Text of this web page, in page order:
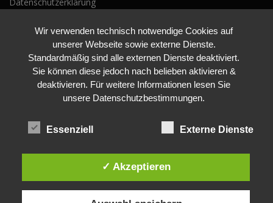
Datenschutzerklärung
VERANSTALTUNGEN
Veranstaltungen
Wir verwenden technisch notwendige Cookies auf
unserer Webseite sowie externe Dienste.
Standardmäßig sind alle externen Dienste deaktiviert.
Sie können diese jedoch nach belieben aktivieren &
deaktivieren. Für weitere Informationen lesen Sie
unsere Datenschutzbestimmungen.
Essenziell Externe Dienste
✓ Akzeptieren